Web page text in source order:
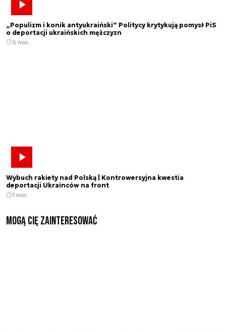
„Populizm i konik antyukraiński” Politycy krytykują pomysł PiS
o deportacji ukraińskich mężczyzn
3 min.
Wybuch rakiety nad Polską | Kontrowersyjna kwestia
deportacji Ukrainców na front
1 min.
Mogą Cię zainteresować